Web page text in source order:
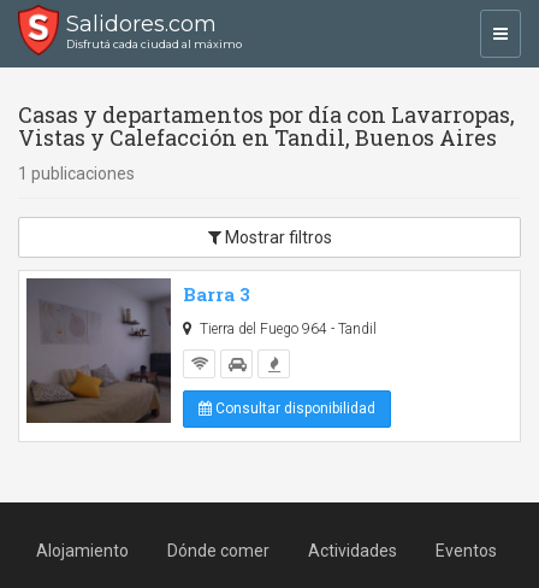
Salidores.com
Disfrutá cada ciudad al máximo
Casas y departamentos por día con Lavarropas,
Vistas y Calefacción en Tandil, Buenos Aires
1 publicaciones
Mostrar filtros
Barra 3
Tierra del Fuego 964 - Tandil
Consultar disponibilidad
Alojamiento Dónde comer Actividades Eventos